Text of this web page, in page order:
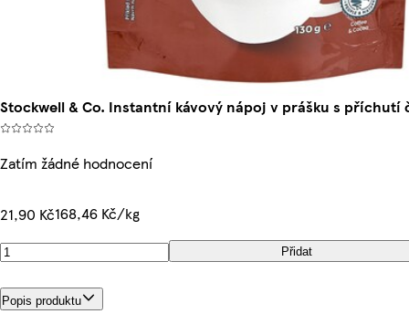
Stockwell & Co. Instantní kávový nápoj v prášku s příchutí
Zatím žádné hodnocení
21,90 Kč168,46 Kč/kg
Přidat
Popis produktu